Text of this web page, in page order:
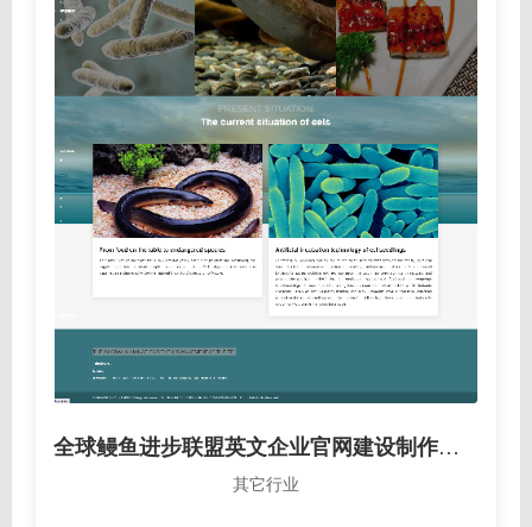
全球鳗鱼进步联盟英文企业官网建设制作定制案例
其它行业